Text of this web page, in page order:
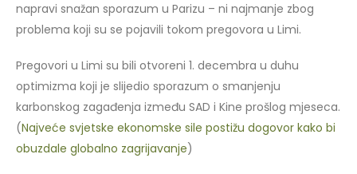
napravi snažan sporazum u Parizu – ni najmanje zbog
problema koji su se pojavili tokom pregovora u Limi.
Pregovori u Limi su bili otvoreni 1. decembra u duhu
optimizma koji je slijedio sporazum o smanjenju
karbonskog zagađenja između SAD i Kine prošlog mjeseca.
(Najveće svjetske ekonomske sile postižu dogovor kako bi
obuzdale globalno zagrijavanje)